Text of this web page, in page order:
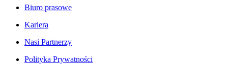
Biuro prasowe
Kariera
Nasi Partnerzy
Polityka Prywatności